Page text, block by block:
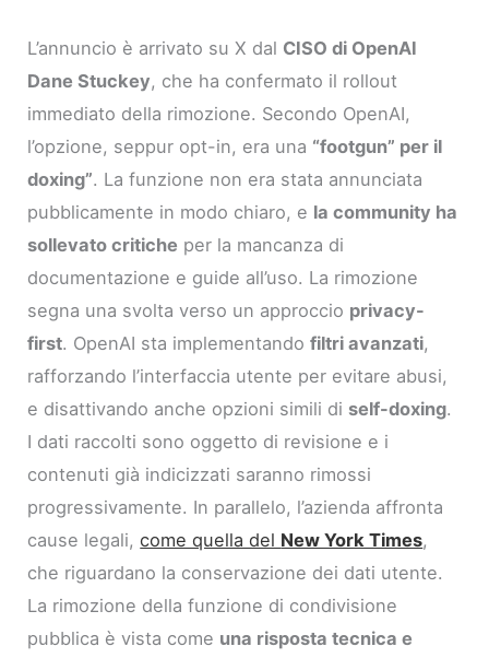
L’annuncio è arrivato su X dal CISO di OpenAI
Dane Stuckey, che ha confermato il rollout
immediato della rimozione. Secondo OpenAI,
l’opzione, seppur opt-in, era una “footgun” per il
doxing”. La funzione non era stata annunciata
pubblicamente in modo chiaro, e la community ha
sollevato critiche per la mancanza di
documentazione e guide all’uso. La rimozione
segna una svolta verso un approccio privacy-
first. OpenAI sta implementandofiltri avanzati,
rafforzando l’interfaccia utente per evitare abusi,
e disattivando anche opzioni simili di self-doxing.
I dati raccolti sono oggetto di revisione e i
contenuti già indicizzati saranno rimossi
progressivamente. In parallelo, l’azienda affronta
cause legali,come quella del New York Times,
che riguardano la conservazione dei dati utente.
La rimozione della funzione di condivisione
pubblica è vista come una risposta tecnica e